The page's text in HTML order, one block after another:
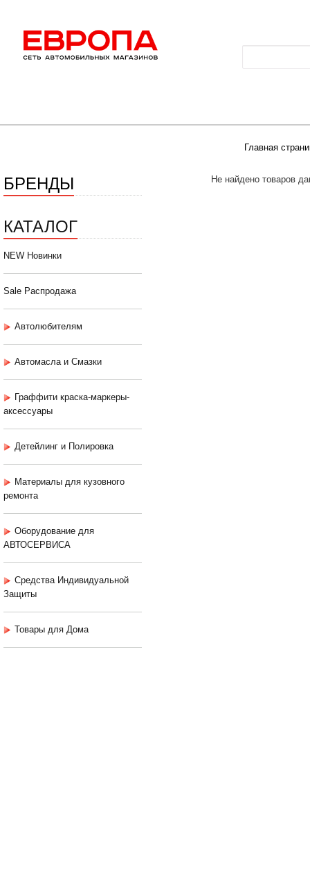
Главная
БРЕНДЫ
КАТАЛОГ
NEW Новинки
Sale Распродажа
Автолюбителям
Автомасла и Смазки
Граффити краска-маркеры-
аксессуары
Детейлинг и Полировка
Материалы для кузовного
ремонта
Оборудование для
АВТОСЕРВИСА
Средства Индивидуальной
Защиты
Товары для Дома
Не найдено товаров